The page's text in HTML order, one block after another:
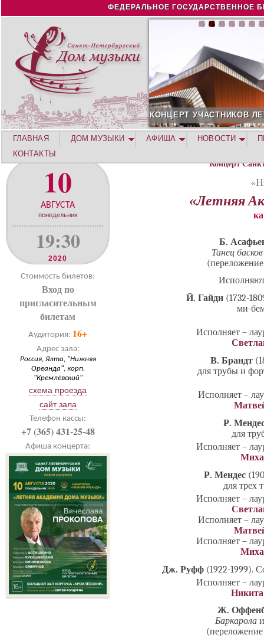
Jump to navigation
ФЕДЕРАЛЬНОЕ ГОСУДАРСТВЕННОЕ
ЛЕТНЕЙ АКАДЕМИИ. СИРИУС 12 АВГУСТА.
10
АВГУСТА
понедельник
19:30
2020
Стоимость билетов:
Вход по
пригласительным
билетам
Аудитория: 16+
Адрес зала:
Россия, Ялта, "Нижняя
Ореанда", корп.
"Кремлёвский"
схема проезда
сайт зала
Телефон кассы:
+7 (365) 431-25-48
Афиша концерта:
Концерт
«Летняя
Б.
Танец басков
Й. Гайдн (1732-
ми-
Исполняет –
В. Брандт
для трубы и
Исполняет –
Р.
для
Исполняет –
Р. Мендес
для трех
Исполняет –
Исполняет –
Исполняет –
Дж. Руфф (1922-1999).
Исполняет –
Ж.
Баркарола
ГЛАВНАЯ ДОМ МУЗЫКИ АФИША НОВОСТИ
КОНТАКТЫ